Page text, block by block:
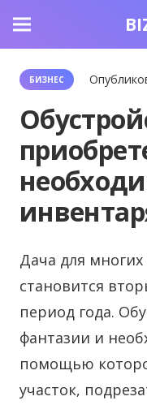
БИЗНЕС
Дача для
становится
период года.
фантазии и
помощью
участок,